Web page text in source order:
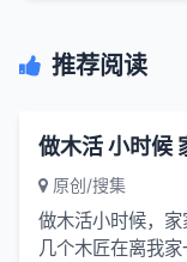
推荐阅读
做木活 小时候
原创/搜集
做木活小时候，
几个木匠在离我家